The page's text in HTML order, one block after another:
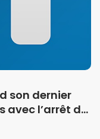
son dernier
avec l’arrêt de